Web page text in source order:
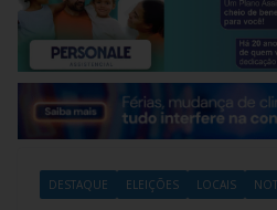
DESTAQUE ELEIÇÕES LOCAIS